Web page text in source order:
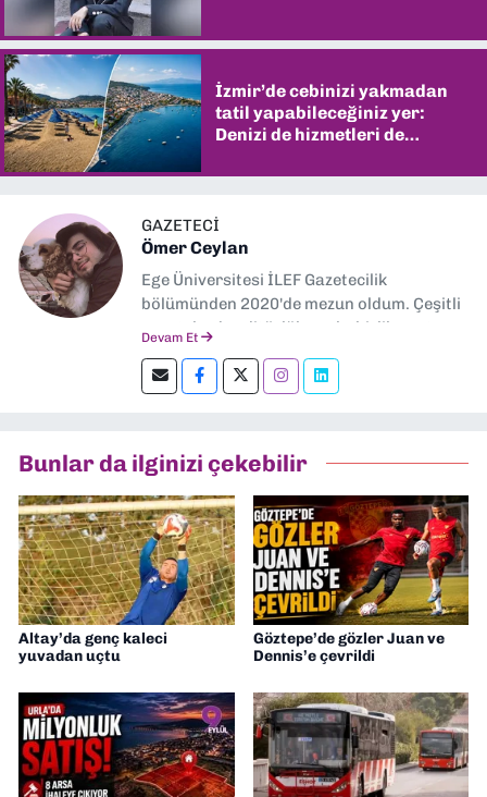
İzmir’de cebinizi yakmadan
tatil yapabileceğiniz yer:
Denizi de hizmetleri de
GAZETECİ
Ömer Ceylan
Ege Üniversitesi İLEF Gazetecilik
bölümünden 2020'de mezun oldum. Çeşitli
gazetelerde editörlük, muhabirlik yaptım.
editörlük yapıyorum.
Devam Et
Bunlar da ilginizi çekebilir
Altay’da genç kaleci
yuvadan uçtu
Göztepe’de gözler Juan ve
Dennis’e çevrildi